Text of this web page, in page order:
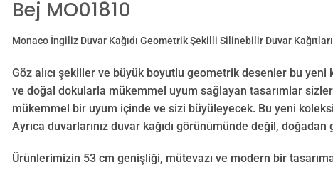
Bej MO01810
Monaco İngiliz Duvar Kağıdı Geometrik Şekilli Silinebilir Duvar
Göz alıcı şekiller ve büyük boyutlu geometrik desenler bu
ve doğal dokularla mükemmel uyum sağlayan tasarımlar
mükemmel bir uyum içinde ve sizi büyüleyecek. Bu yeni
Ayrıca duvarlarınız duvar kağıdı görünümünde değil,
Ürünlerimizin 53 cm genişliği, mütevazı ve modern bir